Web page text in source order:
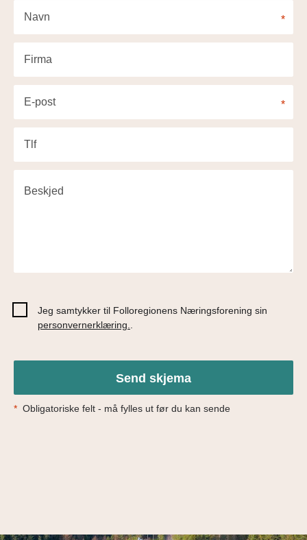
Navn *
Firma
E-post *
Tlf
Beskjed
Jeg samtykker til Folloregionens Næringsforening sin
personvernerklæring.
Send skjema
* Obligatoriske felt - må fylles ut før du kan sende